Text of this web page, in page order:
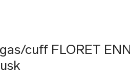
cuff FLORET